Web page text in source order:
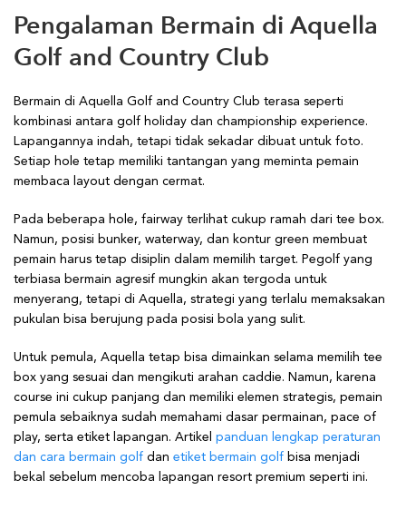
Pengalaman Bermain di Aquella
Golf and Country Club
Bermain di Aquella Golf and Country Club terasa seperti
kombinasi antara golf holiday dan championship experience.
Lapangannya indah, tetapi tidak sekadar dibuat untuk foto.
Setiap hole tetap memiliki tantangan yang meminta pemain
membaca layout dengan cermat.
Pada beberapa hole, fairway terlihat cukup ramah dari tee box.
Namun, posisi bunker, waterway, dan kontur green membuat
pemain harus tetap disiplin dalam memilih target. Pegolf yang
terbiasa bermain agresif mungkin akan tergoda untuk
menyerang, tetapi di Aquella, strategi yang terlalu memaksakan
pukulan bisa berujung pada posisi bola yang sulit.
Untuk pemula, Aquella tetap bisa dimainkan selama memilih tee
box yang sesuai dan mengikuti arahan caddie. Namun, karena
course ini cukup panjang dan memiliki elemen strategis, pemain
pemula sebaiknya sudah memahami dasar permainan, pace of
play, serta etiket lapangan. Artikel panduan lengkap peraturan
dan cara bermain golf dan etiket bermain golf bisa menjadi
bekal sebelum mencoba lapangan resort premium seperti ini.